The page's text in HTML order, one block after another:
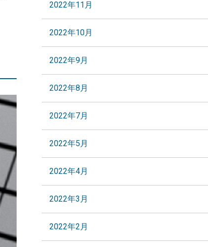
2022年11月
2022年10月
2022年9月
2022年8月
2022年7月
2022年5月
2022年4月
2022年3月
2022年2月